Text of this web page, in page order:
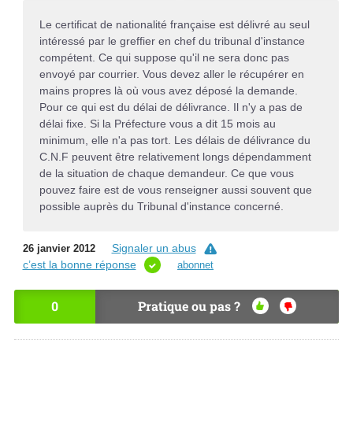
Le certificat de nationalité française est délivré au seul
intéressé par le greffier en chef du tribunal d'instance
compétent. Ce qui suppose qu'il ne sera donc pas
envoyé par courrier. Vous devez aller le récupérer en
mains propres là où vous avez déposé la demande.
Pour ce qui est du délai de délivrance. Il n'y a pas de
délai fixe. Si la Préfecture vous a dit 15 mois au
minimum, elle n'a pas tort. Les délais de délivrance du
C.N.F peuvent être relativement longs dépendamment
de la situation de chaque demandeur. Ce que vous
pouvez faire est de vous renseigner aussi souvent que
possible auprès du Tribunal d'instance concerné.
26 janvier 2012
Signaler un abus
c’est la bonne réponse
abonnet
0 Pratique ou pas ?
OU
I
NO